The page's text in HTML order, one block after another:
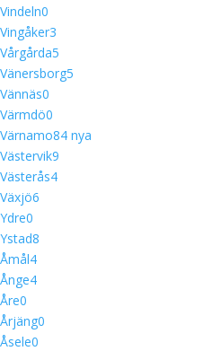
Vindeln0
Vingåker3
Vårgårda5
Vänersborg5
Vännäs0
Värmdö0
Värnamo84 nya
Västervik9
Västerås4
Växjö6
Ydre0
Ystad8
Åmål4
Ånge4
Åre0
Årjäng0
Åsele0